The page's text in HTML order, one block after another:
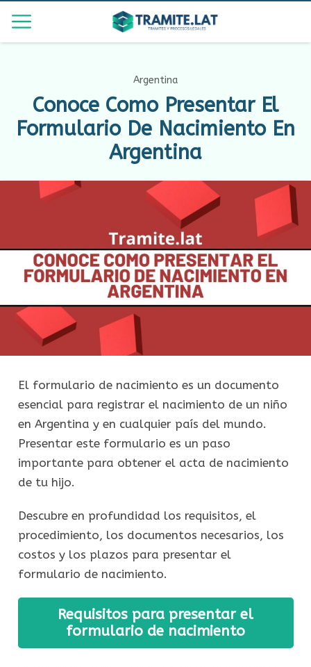
Argentina
Conoce Como Presentar El
Formulario De Nacimiento En
Argentina
El formulario de nacimiento es un documento
esencial para registrar el nacimiento de un niño
en Argentina y en cualquier país del mundo.
Presentar este formulario es un paso
importante para obtener el acta de nacimiento
de tu hijo.
Descubre en profundidad los requisitos, el
procedimiento, los documentos necesarios, los
costos y los plazos para presentar el
formulario de nacimiento.
Requisitos para presentar el
formulario de nacimiento